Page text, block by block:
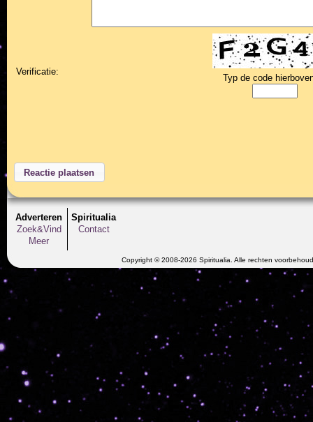
Verificatie:
Typ de code
Adverteren
Zoek&Vind
Meer
Spiritualia
Contact
Copyright © 2008-2026 Spiritualia. Alle rechten